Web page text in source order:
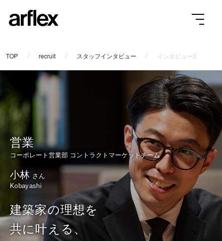
TOP recruit スタッフインタビュー インタビュー3
営業
コーポレート営業部 コントラクトマーケットチーム
小林 さん
Kobayashi
建築家の理想を
共に叶える、